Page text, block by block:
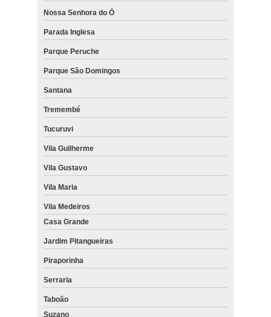
Nossa Senhora do Ó
Parada Inglesa
Parque Peruche
Parque São Domingos
Santana
Tremembé
Tucuruvi
Vila Guilherme
Vila Gustavo
Vila Maria
Vila Medeiros
Casa Grande
Jardim Pitangueiras
Piraporinha
Serraria
Taboão
Suzano